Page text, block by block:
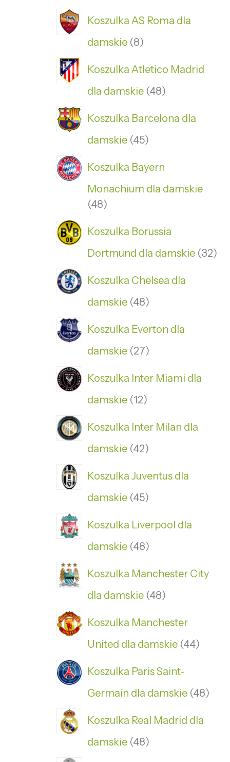
Koszulka AS Roma dla
damskie 8
Koszulka Atletico Madrid
dla damskie 48
Koszulka Barcelona dla
damskie 45
Koszulka Bayern
Monachium dla damskie
48
Koszulka Borussia
Dortmund dla damskie 32
Koszulka Chelsea dla
damskie 48
Koszulka Everton dla
damskie 27
Koszulka Inter Miami dla
damskie 12
Koszulka Inter Milan dla
damskie 42
Koszulka Juventus dla
damskie 45
Koszulka Liverpool dla
damskie 48
Koszulka Manchester City
dla damskie 48
Koszulka Manchester
United dla damskie 44
Koszulka Paris Saint-
Germain dla damskie 48
Koszulka Real Madrid dla
damskie 48